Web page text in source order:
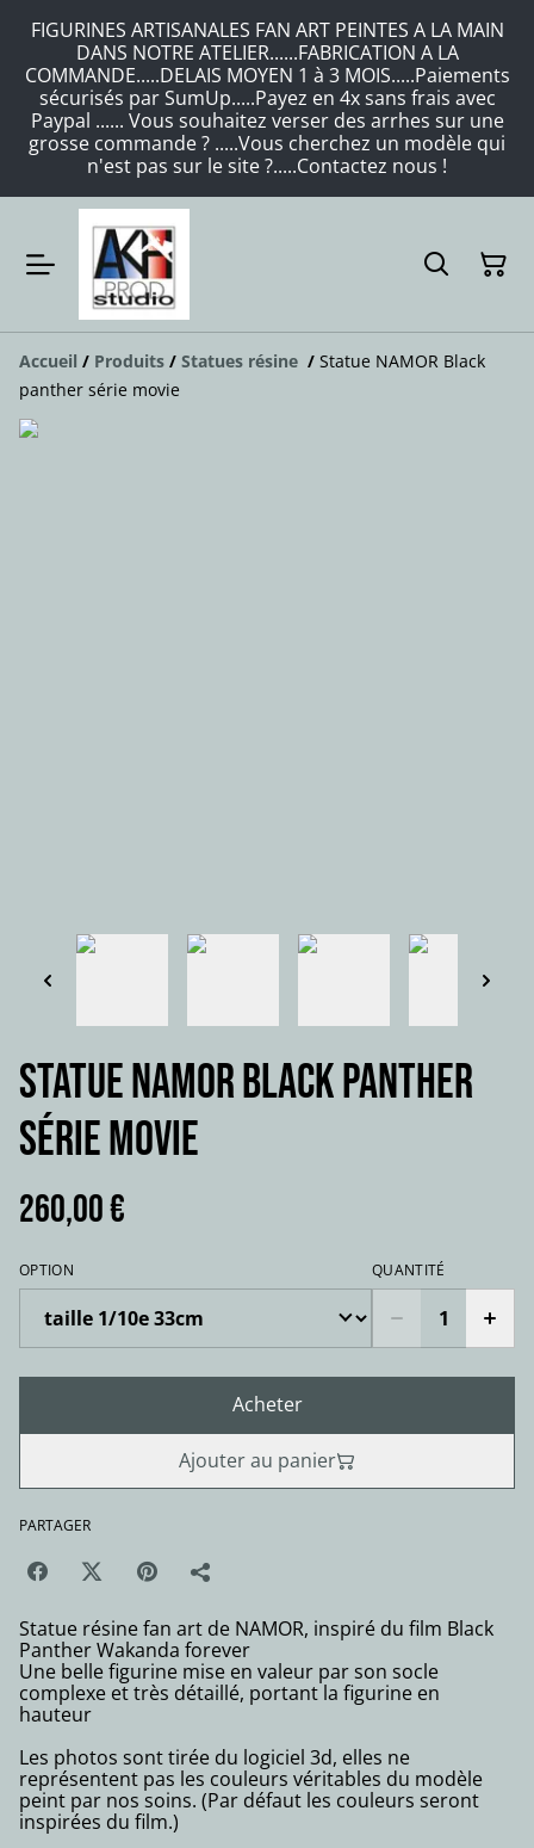
FIGURINES ARTISANALES FAN ART PEINTES A LA MAIN
DANS NOTRE ATELIER......FABRICATION A LA
COMMANDE.....DELAIS MOYEN 1 à 3 MOIS.....Paiements
sécurisés par SumUp.....Payez en 4x sans frais avec
Paypal ...... Vous souhaitez verser des arrhes sur une
grosse commande ? .....Vous cherchez un modèle qui
n'est pas sur le site ?.....Contactez nous !
Accueil / Produits / Statues résine / Statue NAMOR Black
panther série movie
Statue NAMOR Black panther
série movie
260,00 €
OPTION QUANTITÉ
Acheter
Ajouter au panier
PARTAGER
Statue résine fan art de NAMOR, inspiré du film Black
Panther Wakanda forever
Une belle figurine mise en valeur par son socle
complexe et très détaillé, portant la figurine en
hauteur
Les photos sont tirée du logiciel 3d, elles ne
représentent pas les couleurs véritables du modèle
peint par nos soins. (Par défaut les couleurs seront
inspirées du film.)